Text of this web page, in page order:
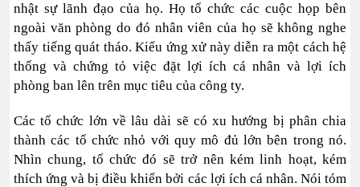
nhật sự lãnh đạo của họ. Họ tổ chức các cuộc họp bên
ngoài văn phòng do đó nhân viên của họ sẽ không nghe
thấy tiếng quát tháo. Kiểu ứng xử này diễn ra một cách hệ
thống và chứng tỏ việc đặt lợi ích cá nhân và lợi ích
phòng ban lên trên mục tiêu của công ty.
Các tổ chức lớn về lâu dài sẽ có xu hướng bị phân chia
thành các tổ chức nhỏ với quy mô đủ lớn bên trong nó.
Nhìn chung, tổ chức đó sẽ trở nên kém linh hoạt, kém
thích ứng và bị điều khiển bởi các lợi ích cá nhân. Nói tóm